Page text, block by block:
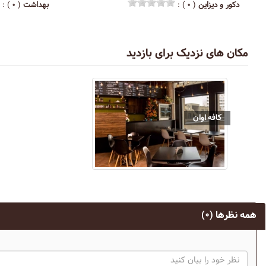
دکور و دیزاین ( ۰ ) : بهداشت ( ۰ ) :
مکان های نزدیک برای بازدید
کافه اوان
همه نظرها (۰)